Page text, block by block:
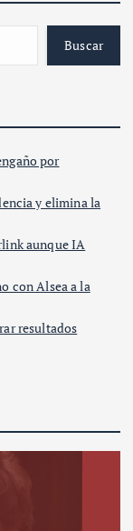
Buscar
por
y elimina la
aunque IA
con Alsea a la
resultados